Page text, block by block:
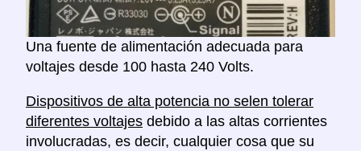
Una fuente de alimentación adecuada para
voltajes desde 100 hasta 240 Volts.
Dispositivos de alta potencia no selen tolerar
diferentes voltajes debido a las altas corrientes
involucradas, es decir, cualquier cosa que su